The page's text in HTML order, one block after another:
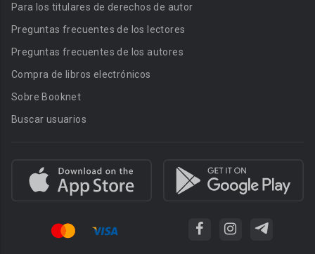
Para los titulares de derechos de autor
Preguntas frecuentes de los lectores
Preguntas frecuentes de los autores
Compra de libros electrónicos
Sobre Booknet
Buscar usuarios